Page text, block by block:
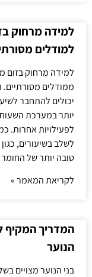
למידה מרחוק
למודלים
למידה מרחוק בזום
ממודלים מסורתיים.
יכולים להתחבר
יותר במערכת
לפעילויות אחרות.
לשלב בשיעורים,
טובה יותר של
לקריאת המאמר »
המדריך המקיף
הנוער
בני הנוער מצויים